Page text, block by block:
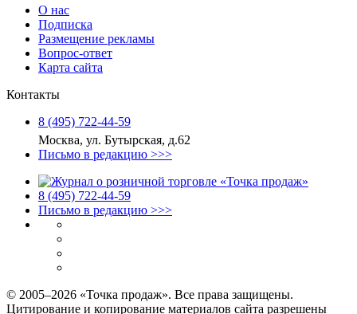
О нас
Подписка
Размещение рекламы
Вопрос-ответ
Карта сайта
Контакты
8 (495) 722‑44‑59
Москва, ул. Бутырская, д.62
Письмо в редакцию >>>
8 (495) 722‑44‑59
Письмо в редакцию >>>
© 2005–2026 «Точка продаж». Все права защищены.
Цитирование и копирование материалов сайта разрешены